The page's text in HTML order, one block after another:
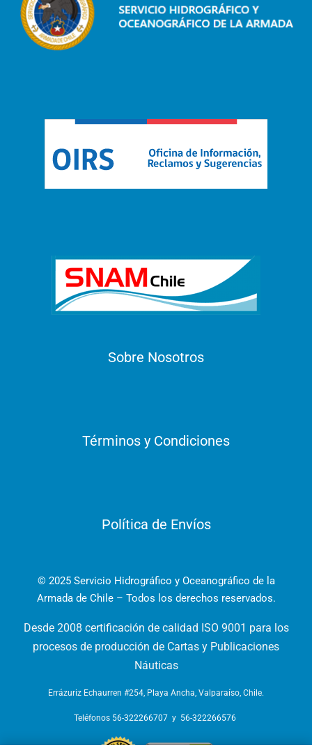
Sobre Nosotros
Términos y Condiciones
Política de Envíos
© 2025 Servicio Hidrográfico y Oceanográfico de la
Armada de Chile – Todos los derechos reservados.
Desde 2008 certificación de calidad ISO 9001 para los
procesos de producción de Cartas y Publicaciones
Náuticas
Errázuriz Echaurren #254, Playa Ancha, Valparaíso, Chile.
Teléfonos 56-322266707 y 56-322266576